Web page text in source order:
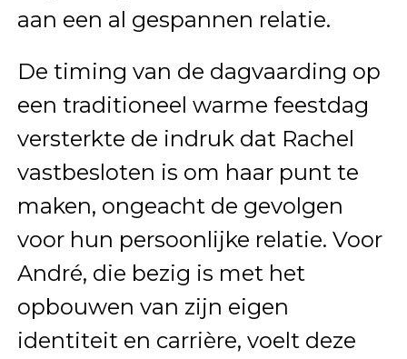
aan een al gespannen relatie.
De timing van de dagvaarding op
een traditioneel warme feestdag
versterkte de indruk dat Rachel
vastbesloten is om haar punt te
maken, ongeacht de gevolgen
voor hun persoonlijke relatie. Voor
André, die bezig is met het
opbouwen van zijn eigen
identiteit en carrière, voelt deze